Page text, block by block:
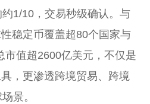
1/10，交易秒级确认。与
稳定币覆盖超80个国家与
市值超2600亿美元，不仅是
，更渗透跨境贸易、跨境
景。